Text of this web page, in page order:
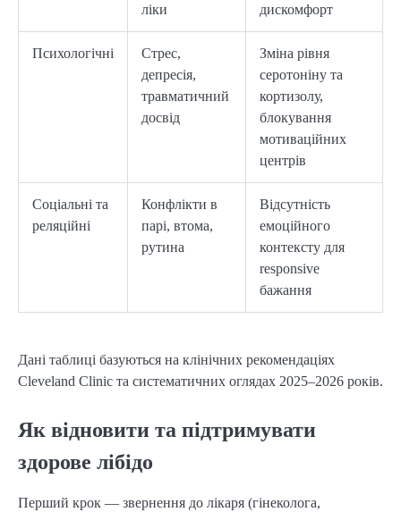
ліки
дискомфорт
Психологічні
Стрес,
депресія,
травматичний
досвід
Зміна рівня
серотоніну та
кортизолу,
блокування
мотиваційних
центрів
Соціальні та
реляційні
Конфлікти в
парі, втома,
рутина
Відсутність
емоційного
контексту для
responsive
бажання
Дані таблиці базуються на клінічних рекомендаціях
Cleveland Clinic та систематичних оглядах 2025–2026 років.
Як відновити та підтримувати
здорове лібідо
Перший крок — звернення до лікаря (гінеколога,